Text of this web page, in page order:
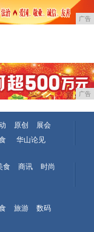
广告
广告
原创
展会
华山论见
食 商讯
时尚
旅游
数码